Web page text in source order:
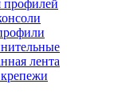
профилей
лента